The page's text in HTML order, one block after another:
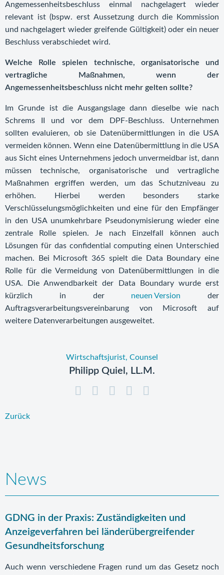
Angemessenheitsbeschluss einmal nachgelagert wieder
relevant ist (bspw. erst Aussetzung durch die Kommission
und nachgelagert wieder greifende Gültigkeit) oder ein neuer
Beschluss verabschiedet wird.
Welche Rolle spielen technische, organisatorische und
vertragliche Maßnahmen, wenn der
Angemessenheitsbeschluss nicht mehr gelten sollte?
Im Grunde ist die Ausgangslage dann dieselbe wie nach
Schrems II und vor dem DPF-Beschluss. Unternehmen
sollten evaluieren, ob sie Datenübermittlungen in die USA
vermeiden können. Wenn eine Datenübermittlung in die USA
aus Sicht eines Unternehmens jedoch unvermeidbar ist, dann
müssen technische, organisatorische und vertragliche
Maßnahmen ergriffen werden, um das Schutzniveau zu
erhöhen. Hierbei werden besonders starke
Verschlüsselungsmöglichkeiten und eine für den Empfänger
in den USA unumkehrbare Pseudonymisierung wieder eine
zentrale Rolle spielen. Je nach Einzelfall können auch
Lösungen für das confidential computing einen Unterschied
machen. Bei Microsoft 365 spielt die Data Boundary eine
Rolle für die Vermeidung von Datenübermittlungen in die
USA. Die Anwendbarkeit der Data Boundary wurde erst
kürzlich in der neuen Version der
Auftragsverarbeitungsvereinbarung von Microsoft auf
weitere Datenverarbeitungen ausgeweitet.
Wirtschaftsjurist, Counsel
Philipp Quiel, LL.M.
Zurück
News
GDNG in der Praxis: Zuständigkeiten und
Anzeigeverfahren bei länderübergreifender
Gesundheitsforschung
Auch wenn verschiedene Fragen rund um das Gesetz noch